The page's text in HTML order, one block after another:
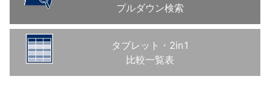
プルダウン検索
タブレット・2in1
比較一覧表